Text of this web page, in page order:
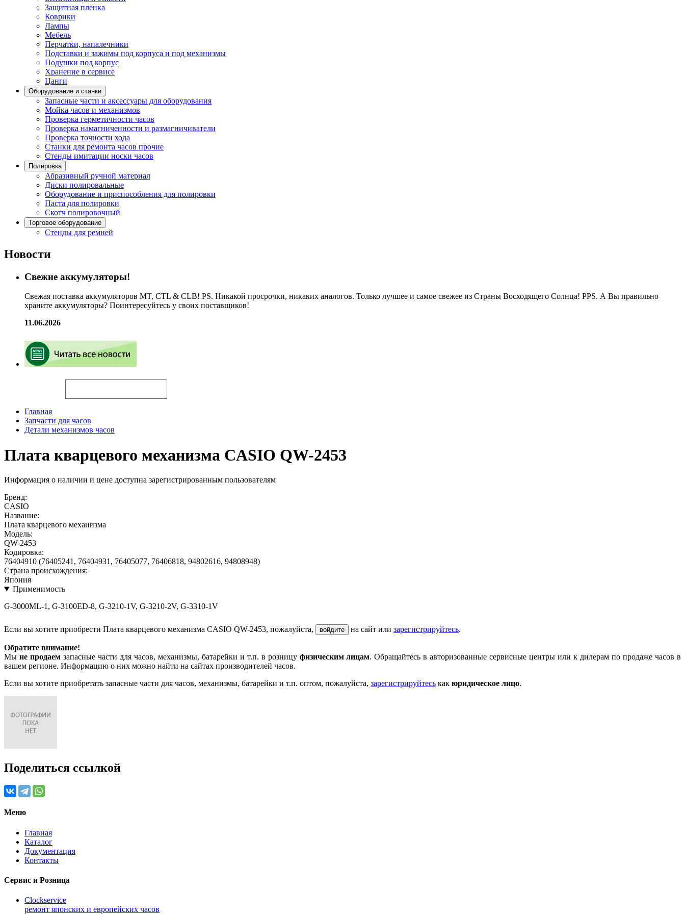
Защитная пленка
Коврики
Лампы
Мебель
Перчатки, напалечники
Подставки и зажимы под корпуса и под механизмы
Подушки под корпус
Хранение в сервисе
Цанги
Оборудование и станки
Запасные части и аксессуары для оборудования
Мойка часов и механизмов
Проверка герметичности часов
Проверка намагниченности и размагничиватели
Проверка точности хода
Станки для ремонта часов прочие
Стенды имитации носки часов
Полировка
Абразивный ручной материал
Диски полировальные
Оборудование и приспособления для полировки
Паста для полировки
Скотч полировочный
Торговое оборудование
Стенды для ремней
Новости
Свежие аккумуляторы!
Свежая поставка аккумуляторов MT, CTL & CLB! PS. Никакой просрочки, никаких аналогов. Только лучшее и самое свежее из Страны Восходящего Солнца! PPS. А Вы правильно
храните аккумуляторы? Поинтересуйтесь у своих поставщиков!
11.06.2026
Главная
Запчасти для часов
Детали механизмов часов
Плата кварцевого механизма CASIO QW-2453
Информация о наличии и цене доступна зарегистрированным пользователям
Бренд:
CASIO
Название:
Плата кварцевого механизма
Модель:
QW-2453
Кодировка:
76404910 (76405241, 76404931, 76405077, 76406818, 94802616, 94808948)
Страна происхождения:
Япония
Применимость
G-3000ML-1, G-3100ED-8, G-3210-1V, G-3210-2V, G-3310-1V
Если вы хотите приобрести Плата кварцевого механизма CASIO QW-2453, пожалуйста, войдите на сайт или зарегистрируйтесь.
Обратите внимание!
Мы не продаемзапасные части для часов, механизмы, батарейки и т.п. в розницу физическим лицам. Обращайтесь в авторизованные сервисные центры или к дилерам по продаже часов в
вашем регионе. Информацию о них можно найти на сайтах производителей часов.
Если вы хотите приобретать запасные части для часов, механизмы, батарейки и т.п. оптом, пожалуйста, зарегистрируйтесь как юридическое лицо.
Поделиться ссылкой
Меню
Главная
Каталог
Документация
Контакты
Сервис и Розница
Clockservice
ремонт японских и европейских часов